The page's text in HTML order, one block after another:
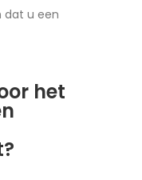
dat u een
het